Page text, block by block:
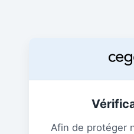
Afin de protéger